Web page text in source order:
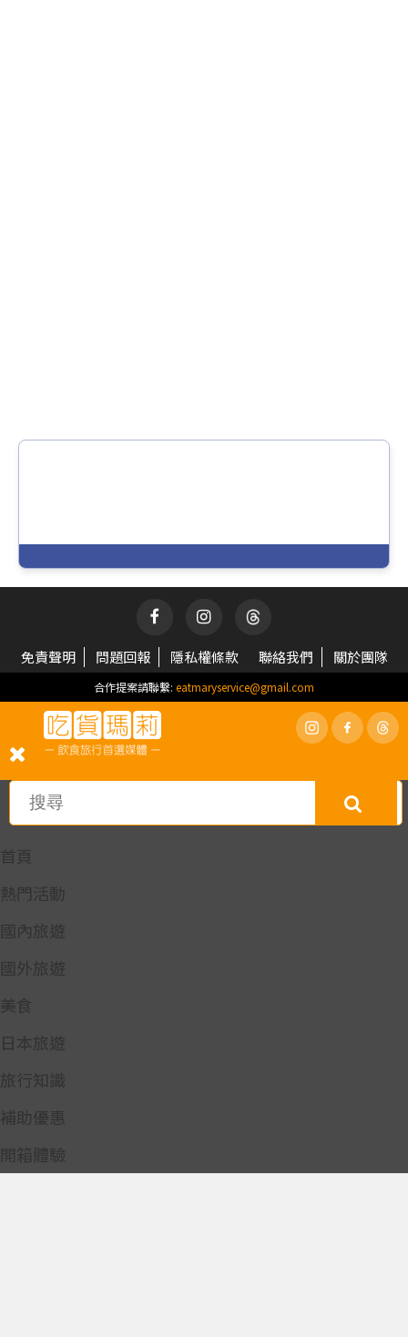
免責聲明 問題回報 隱私權條款 聯絡我們 關於團隊
合作提案請聯繫: eatmaryservice@gmail.com
首頁
熱門活動
國內旅遊
國外旅遊
美食
日本旅遊
旅行知識
補助優惠
開箱體驗